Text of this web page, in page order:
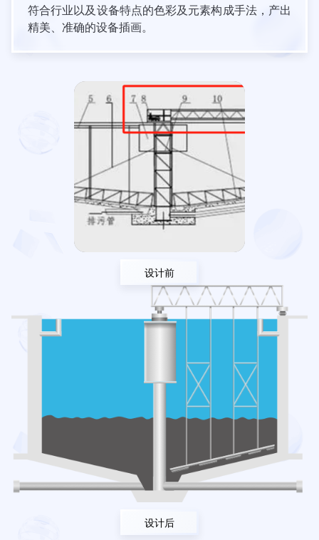
符合行业以及设备特点的色彩及元素构成手法，产出
精美、准确的设备插画。
设计前
设计后